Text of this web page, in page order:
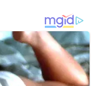
seluruh
dan memasang
rumah masing-
bentuk
telah merebut
Suraukur saat